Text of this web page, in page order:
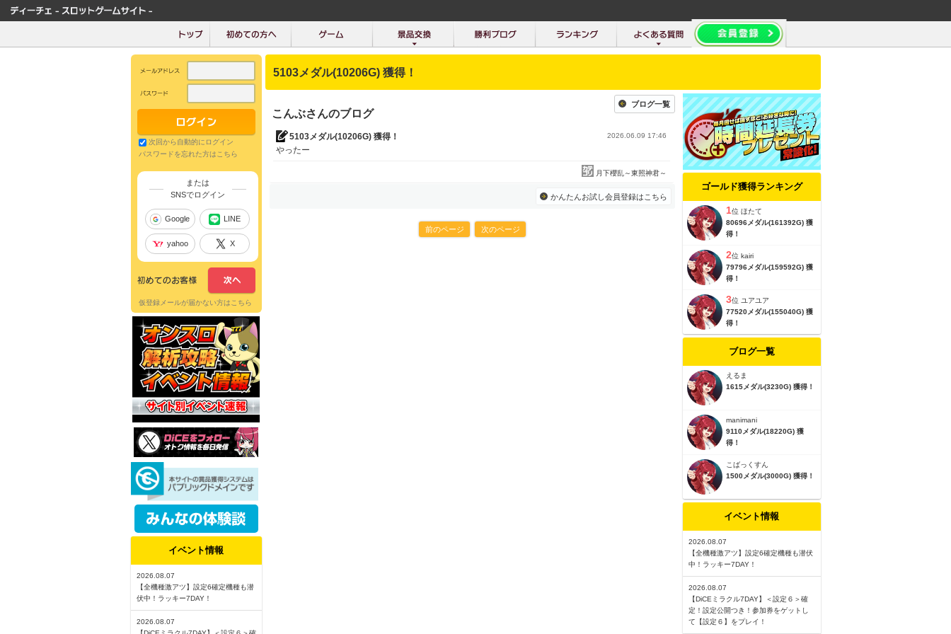
5103メダル(10206G) 獲得！
こんぶさんのブログ
ブログ一覧
5103メダル(10206G) 獲得！ 2026.06.09 17:46
やったー
月下櫻乱～東照神君～
かんたんお試し会員登録はこちら
前のページ 次のページ
ゴールド獲得ランキング
1位 ほたて
80696メダル(161392G) 獲
得！
2位 kairi
79796メダル(159592G) 獲
得！
3位 ユアユア
77520メダル(155040G) 獲
得！
ブログ一覧
えるま
1615メダル(3230G) 獲得！
manimani
9110メダル(18220G) 獲
得！
こばっくすん
1500メダル(3000G) 獲得！
イベント情報
2026.08.07
【全機種激アツ】設定6確定機種も潜伏
中！ラッキー7DAY！
2026.08.07
【DiCEミラクル7DAY】＜設定６＞確
定！設定公開つき！参加券をゲットし
て【設定６】をプレイ！
次回から自動的にログイン
パスワードを忘れた方はこちら
または
SNSでログイン
Google LINE
yahoo X
仮登録メールが届かない方はこちら
イベント情報
2026.08.07
【全機種激アツ】設定6確定機種も潜
伏中！ラッキー7DAY！
2026.08.07